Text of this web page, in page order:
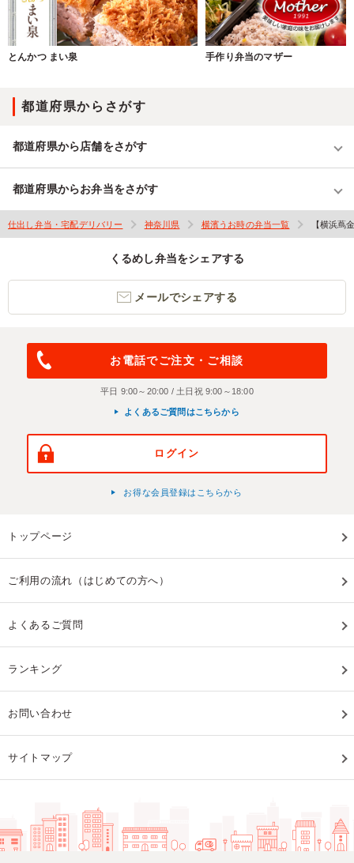
とんかつ まい泉 手作り弁当のマザー
都道府県からさがす
都道府県から店舗をさがす
都道府県からお弁当をさがす
仕出し弁当・宅配デリバリー 神奈川県 横濱うお時の弁当一覧 【横浜蔦
くるめし弁当をシェアする
メールでシェアする
お電話でご注文・ご相談
平日 9:00～20:00 / 土日祝 9:00～18:00
よくあるご質問はこちらから
ログイン
お得な会員登録はこちらから
トップページ
ご利用の流れ（はじめての方へ）
よくあるご質問
ランキング
お問い合わせ
サイトマップ